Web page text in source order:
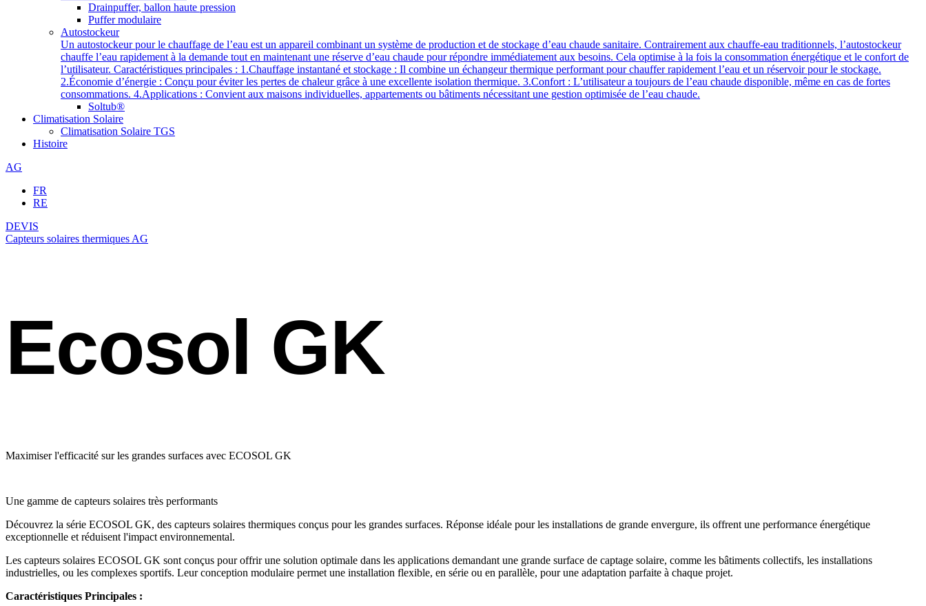
Drainpuffer, ballon haute pression
Puffer modulaire
Autostockeur
Un autostockeur pour le chauffage de l’eau est un appareil combinant un système de production et de stockage d’eau chaude sanitaire. Contrairement aux chauffe-eau traditionnels, l’autostockeur
chauffe l’eau rapidement à la demande tout en maintenant une réserve d’eau chaude pour répondre immédiatement aux besoins. Cela optimise à la fois la consommation énergétique et le confort de
l’utilisateur. Caractéristiques principales : 1.Chauffage instantané et stockage : Il combine un échangeur thermique performant pour chauffer rapidement l’eau et un réservoir pour le stockage.
2.Économie d’énergie : Conçu pour éviter les pertes de chaleur grâce à une excellente isolation thermique. 3.Confort : L’utilisateur a toujours de l’eau chaude disponible, même en cas de fortes
consommations. 4.Applications : Convient aux maisons individuelles, appartements ou bâtiments nécessitant une gestion optimisée de l’eau chaude.
Soltub®
Climatisation Solaire
Climatisation Solaire TGS
Histoire
AG
FR
RE
DEVIS
Capteurs solaires thermiques AG
Ecosol GK
Maximiser l'efficacité sur les grandes surfaces avec ECOSOL GK
Une gamme de capteurs solaires très performants
Découvrez la série ECOSOL GK, des capteurs solaires thermiques conçus pour les grandes surfaces. Réponse idéale pour les installations de grande envergure, ils offrent une performance énergétique
exceptionnelle et réduisent l'impact environnemental.
Les capteurs solaires ECOSOL GK sont conçus pour offrir une solution optimale dans les applications demandant une grande surface de captage solaire, comme les bâtiments collectifs, les installations
industrielles, ou les complexes sportifs. Leur conception modulaire permet une installation flexible, en série ou en parallèle, pour une adaptation parfaite à chaque projet.
Caractéristiques Principales :